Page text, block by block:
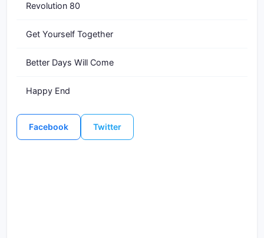
Revolution 80
Get Yourself Together
Better Days Will Come
Happy End
Facebook Twitter